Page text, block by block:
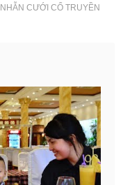
NHẪN CƯỚI CỔ TRUYỀN